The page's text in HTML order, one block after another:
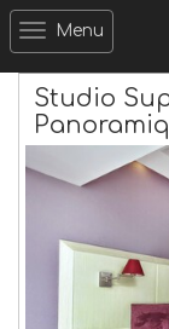
Menu
Studio